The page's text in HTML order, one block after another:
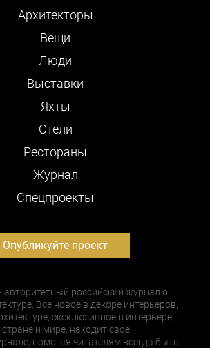
Архитекторы
Вещи
Люди
Выставки
Яхты
Отели
Рестораны
Журнал
Cпецпроекты
Опубликуйте проект
авторитетный российский журнал о
Все новое в декоре интерьеров,
эксклюзивное в интерьере,
стране и мире, находит свое
помогая читателям всегда быть